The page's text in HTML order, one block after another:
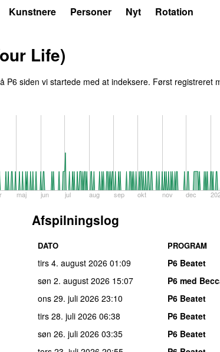
Kunstnere Personer Nyt Rotation
Life)
P6 siden vi startede med at indeksere. Først registreret
maj jun jul aug sep okt nov dec
Afspilningslog
DATO PROGRAM
tirs 4. august 2026 01:09
P6 Beatet
søn 2. august 2026 15:07
P6 med
ons 29. juli 2026 23:10
P6 Beatet
tirs 28. juli 2026 06:38
P6 Beatet
søn 26. juli 2026 03:35
P6 Beatet